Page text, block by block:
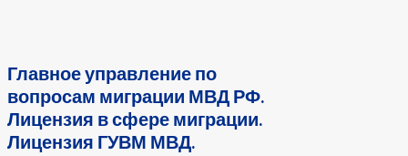
Главное управление по
вопросам миграции МВД РФ.
Лицензия в сфере миграции.
Лицензия ГУВМ МВД.